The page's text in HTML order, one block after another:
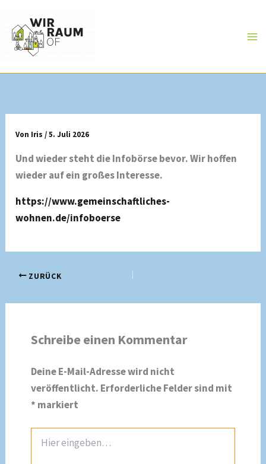
Inhalt
springen
Von Iris/5. Juli 2026
Und wieder steht die Infobörse bevor. Wir hoffen
wieder auf ein großes Interesse.
https://www.gemeinschaftliches-
wohnen.de/infoboerse
ZURÜCK
Schreibe einen Kommentar
Deine E-Mail-Adresse wird nicht
veröffentlicht. Erforderliche Felder sind mit
* markiert
eingeben…